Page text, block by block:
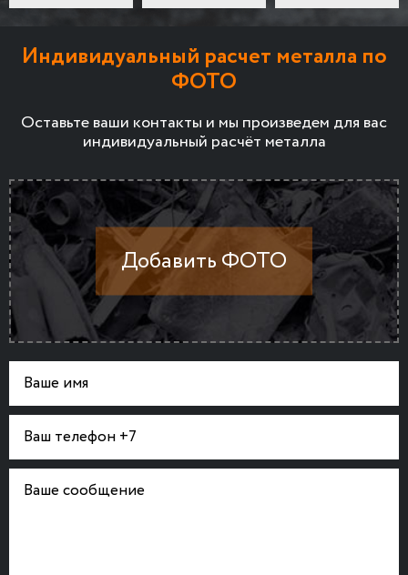
Индивидуальный расчет металла по
ФОТО
Оставьте ваши контакты и мы произведем для вас
индивидуальный расчёт металла